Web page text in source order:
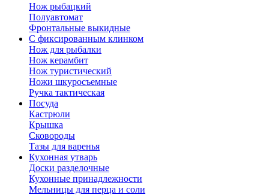
Нож рыбацкий
Полуавтомат
Фронтальные выкидные
С фиксированным клинком
Нож для рыбалки
Нож керамбит
Нож туристический
Ножи шкуросъемные
Ручка тактическая
Посуда
Кастрюли
Крышка
Сковороды
Тазы для варенья
Кухонная утварь
Доски разделочные
Кухонные принадлежности
Мельницы для перца и соли